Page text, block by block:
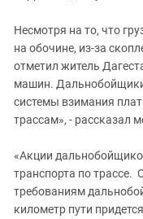
Несмотря на то, что
на обочине, из-за
отметил житель
машин. Дальнобойщики
системы взимания
трассам», - рассказал
«Акции
транспорта по трассе.
требованиям
километр пути